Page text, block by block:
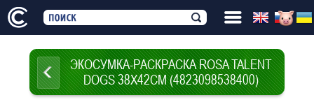
ЭКОСУМКА-РАСКРАСКА ROSA TALENT
DOGS 38Х42СМ (4823098538400)